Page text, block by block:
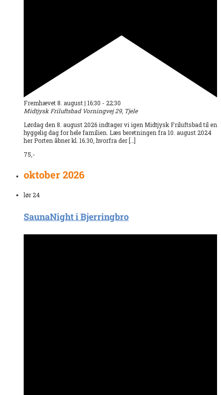
Fremhævet8. august | 16:30 - 22:30
Midtjysk Friluftsbad Vorningvej 29, Tjele
Lørdag den 8. august 2026 indtager vi igen Midtjysk Friluftsbad til en
hyggelig dag for hele familien. Læs beretningen fra 10. august 2024
her Porten åbner kl. 16.30, hvorfra der […]
75,-
oktober 2026
lør24
SaunaNight i Bjerringbro